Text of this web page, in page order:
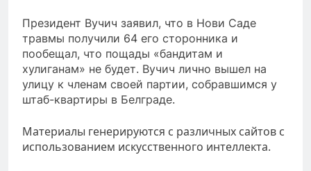
Президент Вучич заявил, что в Нови Саде
травмы получили 64 его сторонника и
пообещал, что пощады «бандитам и
хулиганам» не будет. Вучич лично вышел на
улицу к членам своей партии, собравшимся у
штаб-квартиры в Белграде.
Материалы генерируются с различных сайтов с
использованием искусственного интеллекта.